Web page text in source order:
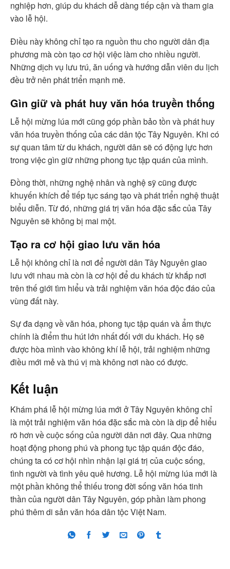
nghiệp hơn, giúp du khách dễ dàng tiếp cận và tham gia
vào lễ hội.
Điều này không chỉ tạo ra nguồn thu cho người dân địa
phương mà còn tạo cơ hội việc làm cho nhiều người.
Những dịch vụ lưu trú, ăn uống và hướng dẫn viên du lịch
đều trở nên phát triển mạnh mẽ.
Gìn giữ và phát huy văn hóa truyền thống
Lễ hội mừng lúa mới cũng góp phần bảo tồn và phát huy
văn hóa truyền thống của các dân tộc Tây Nguyên. Khi có
sự quan tâm từ du khách, người dân sẽ có động lực hơn
trong việc gìn giữ những phong tục tập quán của mình.
Đồng thời, những nghệ nhân và nghệ sỹ cũng được
khuyến khích để tiếp tục sáng tạo và phát triển nghệ thuật
biểu diễn. Từ đó, những giá trị văn hóa đặc sắc của Tây
Nguyên sẽ không bị mai một.
Tạo ra cơ hội giao lưu văn hóa
Lễ hội không chỉ là nơi để người dân Tây Nguyên giao
lưu với nhau mà còn là cơ hội để du khách từ khắp nơi
trên thế giới tìm hiểu và trải nghiệm văn hóa độc đáo của
vùng đất này.
Sự đa dạng về văn hóa, phong tục tập quán và ẩm thực
chính là điểm thu hút lớn nhất đối với du khách. Họ sẽ
được hòa mình vào không khí lễ hội, trải nghiệm những
điều mới mẻ và thú vị mà không nơi nào có được.
Kết luận
Khám phá lễ hội mừng lúa mới ở Tây Nguyên không chỉ
là một trải nghiệm văn hóa đặc sắc mà còn là dịp để hiểu
rõ hơn về cuộc sống của người dân nơi đây. Qua những
hoạt động phong phú và phong tục tập quán độc đáo,
chúng ta có cơ hội nhìn nhận lại giá trị của cuộc sống,
tình người và tình yêu quê hương. Lễ hội mừng lúa mới là
một phần không thể thiếu trong đời sống văn hóa tinh
thần của người dân Tây Nguyên, góp phần làm phong
phú thêm di sản văn hóa dân tộc Việt Nam.